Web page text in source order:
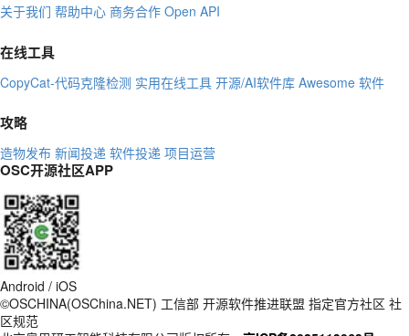
关于我们 帮助中心 商务合作 Open API
在线工具
CopyCat-代码克隆检测 实用在线工具 开源/AI软件库 Awesome 软件
攻略
造物发布 新闻投递 软件投递 项目运营
OSC开源社区APP
Android / iOS
©OSCHINA(OSChina.NET) 工信部 开源软件推进联盟 指定官方社区 社
区规范